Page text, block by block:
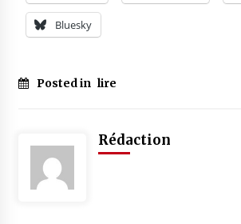
Bluesky
Posted in lire
Rédaction